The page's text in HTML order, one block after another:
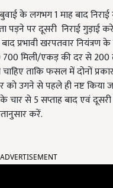
बुवाई के लगभग 1 माह बाद
पर दूसरी निराई गुड़ाई
प्रभावी खरपतवार नियंत्रण
700 मिली/एकड़ की दर से 200
ताकि फसल में दोनों
को उगने से पहले ही नष्ट किया
से 5 सप्ताह बाद एवं
करें.
ADVERTISEMENT